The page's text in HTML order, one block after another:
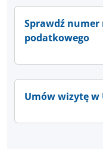
Sprawdź
podatkowego
Umów wizytę w